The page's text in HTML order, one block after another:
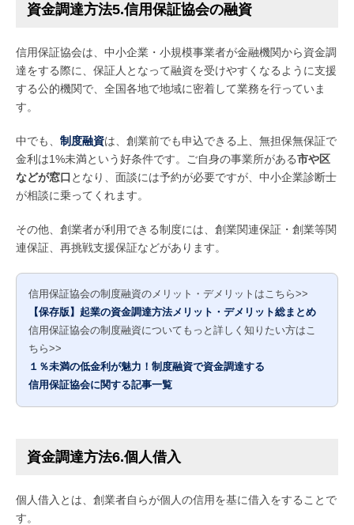
資金調達方法5.信用保証協会の融資
信用保証協会は、中小企業・小規模事業者が金融機関から資金調
達をする際に、保証人となって融資を受けやすくなるように支援
する公的機関で、全国各地で地域に密着して業務を行っていま
す。
中でも、 制度融資は、創業前でも申込できる上、無担保無保証で
金利は1%未満という好条件です。ご自身の事業所がある市や区
などが窓口となり、面談には予約が必要ですが、中小企業診断士
が相談に乗ってくれます。
その他、創業者が利用できる制度には、創業関連保証・創業等関
連保証、再挑戦支援保証などがあります。
信用保証協会の制度融資のメリット・デメリットはこちら>>
【保存版】起業の資金調達方法メリット・デメリット総まとめ
信用保証協会の制度融資についてもっと詳しく知りたい方はこ
ちら>>
１％未満の低金利が魅力！制度融資で資金調達する
信用保証協会に関する記事一覧
資金調達方法6.個人借入
個人借入とは、創業者自らが個人の信用を基に借入をすることで
す。